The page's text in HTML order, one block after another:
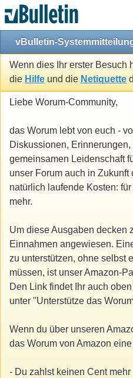
vBulletin-
Wenn dies Ihr erster Besuch
die Hilfe und die Netiquette
Liebe Worum-Community,
das Worum lebt von euch -
Diskussionen,
gemeinsamen Leidenschaft
unser Forum auch in
natürlich laufende Kosten:
mehr.
Um diese Ausgaben decken
Einnahmen angewiesen.
zu unterstützen, ohne selbst
müssen, ist unser Amazon-
Den Link findet Ihr auch
unter "Unterstütze das
Wenn du über unseren
das Worum von Amazon
- Du zahlst keinen Cent mehr